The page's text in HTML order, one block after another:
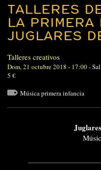
TALLERES
LA PRIMERA
JUGLARES
Talleres creativos
Dom, 21 octubre 2018 - 17:00-
5 €
Música primera infancia